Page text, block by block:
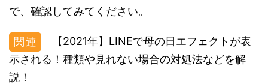
で、確認してみてください。
【2021年】LINEで母の日エフェクトが表
示される！種類や見れない場合の対処法などを解
説！